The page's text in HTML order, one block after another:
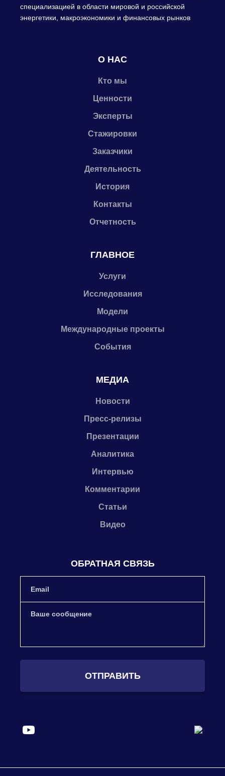
специализацией в области мировой и российской
энергетики, макроэкономики и финансовых рынков
О НАС
Кто мы
Ценности
Эксперты
Стажировки
Заказчики
Деятельность
История
Контакты
Отчетность
ГЛАВНОЕ
Услуги
Исследования
Модели
Международные проекты
События
МЕДИА
Новости
Пресс-релизы
Презентации
Аналитика
Интервью
Комментарии
Статьи
Видео
ОБРАТНАЯ СВЯЗЬ
ОТПРАВИТЬ